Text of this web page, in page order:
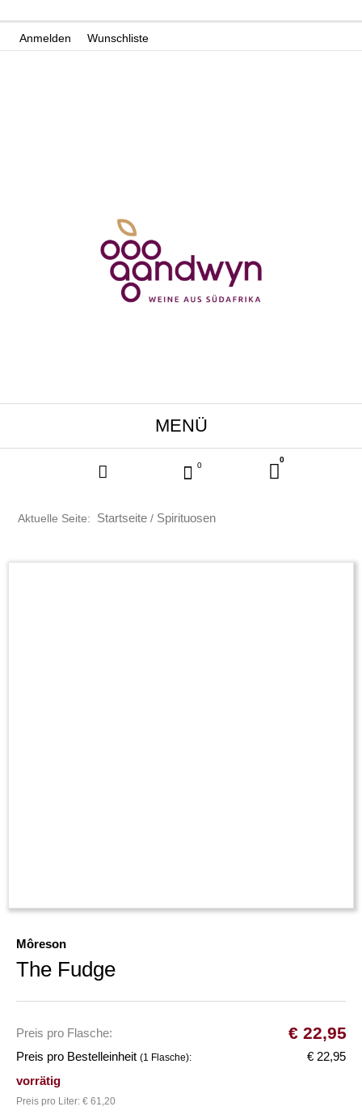
InhaltAnmelden Wunschliste
0
0
Aktuelle Seite: Start­sei­te / Spirituosen
Môreson
The Fudge
€ 22,95
Preis pro Flasche:
Preis pro Bestelleinheit (1 Flasche):
€ 22,95
vorrätig
Preis pro Liter: € 61,20